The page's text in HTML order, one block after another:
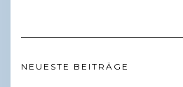
NEUESTE BEITRÄGE